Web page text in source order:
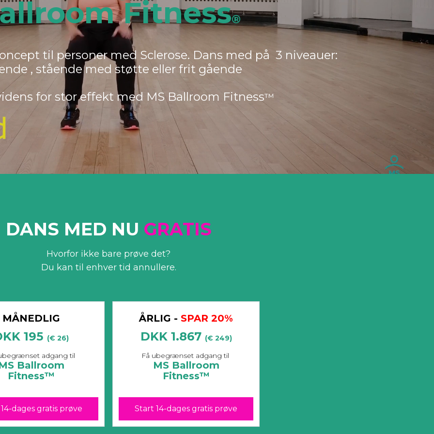
Fitness®
til personer med Sclerose. Dans med på 3 niveauer:
, stående med støtte eller frit gående
for stor effekt med MS Ballroom Fitness™
DANS MED NU GRATIS
Hvorfor ikke bare prøve det?
Du kan til enhver tid annullere.
MÅNEDLIG
195 (€ 26)
adgang til
Ballroom
Fitness™
dages gratis prøve
ÅRLIG - SPAR 20%
DKK 1.867 (€ 249)
​​Få ubegrænset adgang til
MS Ballroom
Fitness™
Start 14-dages gratis prøve